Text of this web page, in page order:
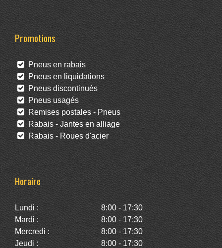
Promotions
Pneus en rabais
Pneus en liquidations
Pneus discontinués
Pneus usagés
Remises postales - Pneus
Rabais - Jantes en alliage
Rabais - Roues d'acier
Horaire
Lundi :
8:00 - 17:30
Mardi :
8:00 - 17:30
Mercredi :
8:00 - 17:30
Jeudi :
8:00 - 17:30